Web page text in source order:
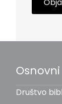
Društvo